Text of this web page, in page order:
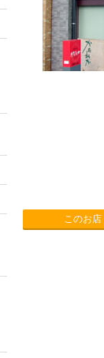
このお